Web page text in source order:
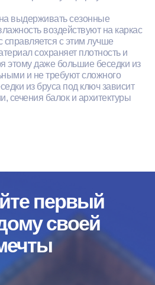
выдерживать сезонные
воздействуют на каркас
справляется с этим лучше
сохраняет плотность и
этому даже большие беседки из
и не требуют сложного
из бруса под ключ зависит
сечения балок и архитектуры
первый
своей